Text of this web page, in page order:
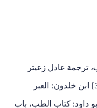
ترجمة عادل زعيتر
ص13، 317. [2] السابق ص566. [3] ابن خلدون: العبر
المبتدأ والخبر 1/650. [4] أبو داود: كتاب الطب، باب